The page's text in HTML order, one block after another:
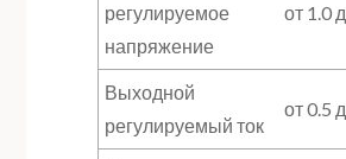
регулируемое
напряжение
от 1.0
Выходной
регулируемый ток
от 0.5